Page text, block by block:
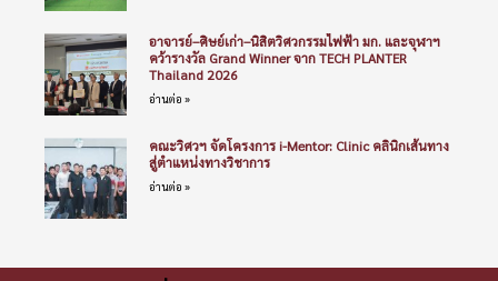
อาจารย์–ศิษย์เก่า–นิสิตวิศวกรรมไฟฟ้า มก. และจุฬาฯ
คว้ารางวัล Grand Winner จาก TECH PLANTER
Thailand 2026
อ่านต่อ »
คณะวิศวฯ จัดโครงการ i-Mentor: Clinic คลินิกเส้นทาง
สู่ตำแหน่งทางวิชาการ
อ่านต่อ »